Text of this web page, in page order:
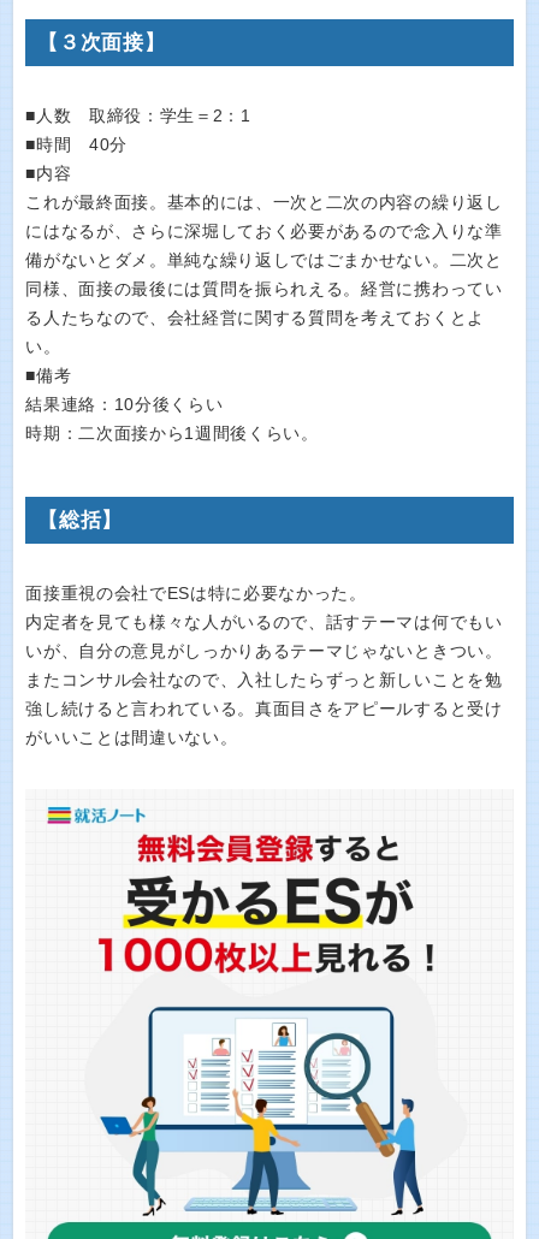
【３次面接】
■人数 取締役：学生＝2：1
■時間 40分
■内容
これが最終面接。基本的には、一次と二次の内容の繰り返し
にはなるが、さらに深堀しておく必要があるので念入りな準
備がないとダメ。単純な繰り返しではごまかせない。二次と
同様、面接の最後には質問を振られえる。経営に携わってい
る人たちなので、会社経営に関する質問を考えておくとよ
い。
■備考
結果連絡：10分後くらい
時期：二次面接から1週間後くらい。
【総括】
面接重視の会社でESは特に必要なかった。
内定者を見ても様々な人がいるので、話すテーマは何でもい
いが、自分の意見がしっかりあるテーマじゃないときつい。
またコンサル会社なので、入社したらずっと新しいことを勉
強し続けると言われている。真面目さをアピールすると受け
がいいことは間違いない。